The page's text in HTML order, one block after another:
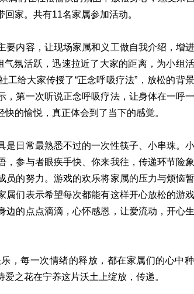
家。共有11名家属参加活动。
要内容，让现场家属和义工做自我介绍，增
气氛活跃，迅速拉近了大家的距离，为小组
工给大家传授了“正念呼吸疗法”，放松的背
第一次听说正念呼吸疗法，让身体在一呼
的愉悦，真正体会到了当下的感觉。
是日常最熟悉不过的一次性筷子、小串珠。
，参与者眼疾手快、你来我往，传递环节险
员的努力。游戏的欢乐将家属的压力与烦恼
属们表示希望每次都能有这样开心放松的游
的点点滴滴，心怀感恩，让爱流动，开心生
，每一次情绪的释放，都在家属们的心中
之花在宁养这片沃土上绽放，传递。